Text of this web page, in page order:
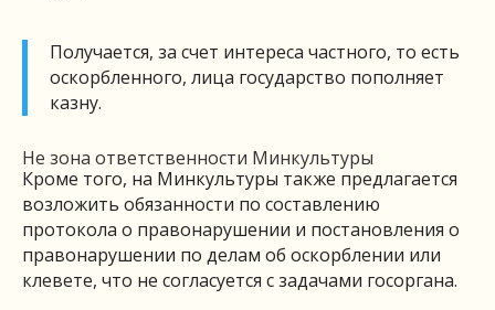
Получается, за счет интереса частного, то есть
оскорбленного, лица государство пополняет
казну.
Не зона ответственности Минкультуры
Кроме того, на Минкультуры также предлагается
возложить обязанности по составлению
протокола о правонарушении и постановления о
правонарушении по делам об оскорблении или
клевете, что не согласуется с задачами госоргана.